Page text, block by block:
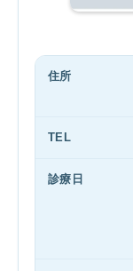
住所
TEL
診療日